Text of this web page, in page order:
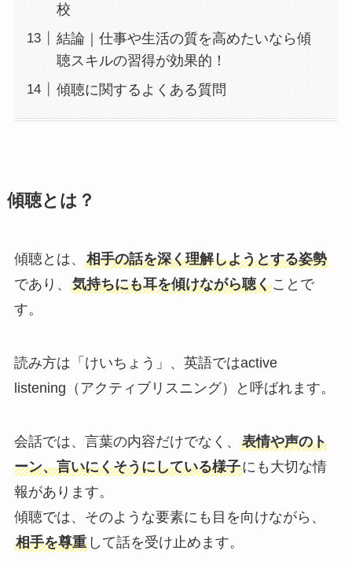
校
結論｜仕事や生活の質を高めたいなら傾
聴スキルの習得が効果的！
傾聴に関するよくある質問
傾聴とは？
傾聴とは、 相手の話を深く理解しようとする姿勢
であり、 気持ちにも耳を傾けながら聴くことで
す。
読み方は「けいちょう」、英語ではactive
listening（アクティブリスニング）と呼ばれます。
会話では、言葉の内容だけでなく、 表情や声のト
ーン、言いにくそうにしている様子にも大切な情
報があります。
傾聴では、そのような要素にも目を向けながら、
相手を尊重して話を受け止めます。